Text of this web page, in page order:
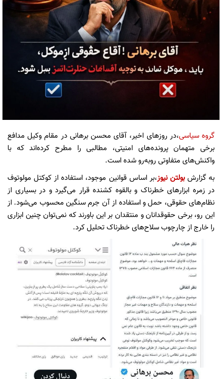
گروه سیاسی،در روزهای اخیر، آقای محسن برهانی در مقام وکیل مدافع
برخی متهمان پرونده‌های امنیتی، مطالبی را مطرح کرده‌اند که با
واکنش‌های متفاوتی روبه‌رو شده است.
به گزارشبولتن نیوز،بر اساس قوانین موجود، استفاده از کوکتل مولوتوف
در زمره ابزارهای خطرناک و بالقوه کشنده قرار می‌گیرد و در بسیاری از
نظام‌های حقوقی، حمل و استفاده از آن جرم سنگین محسوب می‌شود. از
این رو، برخی حقوقدانان و منتقدان بر این باورند که نمی‌توان چنین ابزاری
را خارج از چارچوب سلاح‌های خطرناک تحلیل کرد.